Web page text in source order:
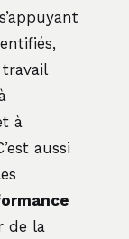
à
aussi
de la